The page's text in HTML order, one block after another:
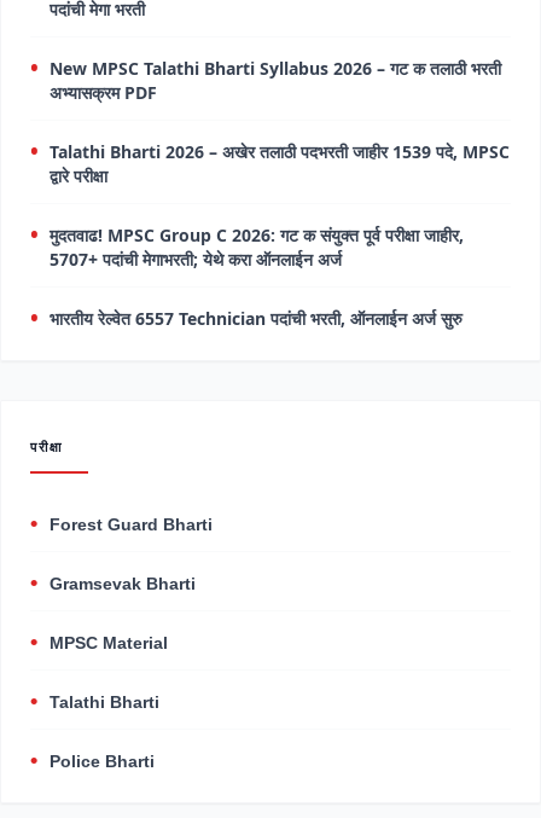
पदांची मेगा भरती
New MPSC Talathi Bharti Syllabus 2026 – गट क तलाठी भरती
अभ्यासक्रम PDF
Talathi Bharti 2026 – अखेर तलाठी पदभरती जाहीर 1539 पदे, MPSC
द्वारे परीक्षा
मुदतवाढ! MPSC Group C 2026: गट क संयुक्त पूर्व परीक्षा जाहीर,
5707+ पदांची मेगाभरती; येथे करा ऑनलाईन अर्ज
भारतीय रेल्वेत 6557 Technician पदांची भरती, ऑनलाईन अर्ज सुरु
परीक्षा
Forest Guard Bharti
Gramsevak Bharti
MPSC Material
Talathi Bharti
Police Bharti